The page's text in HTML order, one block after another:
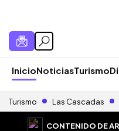
InicioNoticiasTurismo
Turismo Las Cascadas
CONTENIDO DE